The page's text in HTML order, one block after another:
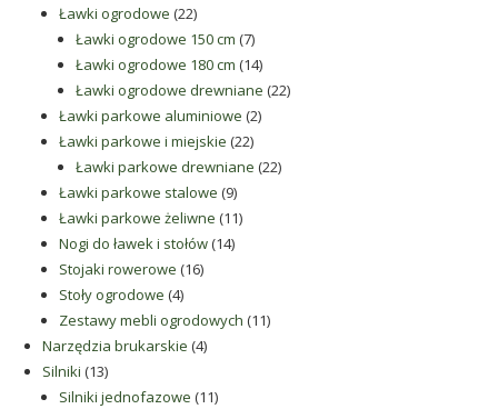
Ławki ogrodowe 2222
produkty
Ławki ogrodowe 150 cm 77
produktów
Ławki ogrodowe 180 cm 1414
produktów
Ławki ogrodowe drewniane 2222
Ławki parkowe aluminiowe 22
Ławki parkowe i miejskie 2222
produkty
Ławki parkowe drewniane 2222
Ławki parkowe stalowe 99
produktów
Ławki parkowe żeliwne 1111
Nogi do ławek i stołów 1414
Stojaki rowerowe 1616
Stoły ogrodowe 44
produkty
Zestawy mebli ogrodowych 1111
Narzędzia brukarskie 44
Silniki 1313
produktów
Silniki jednofazowe 1111